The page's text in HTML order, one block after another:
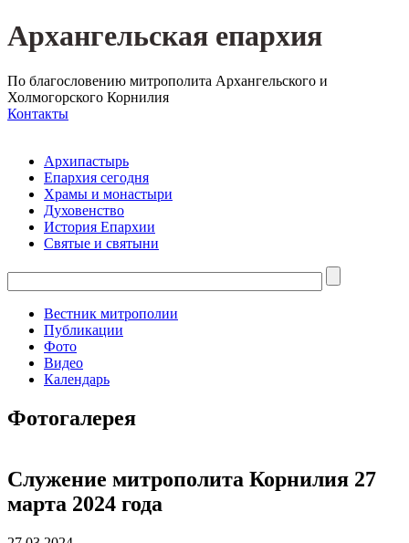
Архангельская епархия
По благословению митрополита Архангельского и
Холмогорского Корнилия
Контакты
Архипастырь
Епархия сегодня
Храмы и монастыри
Духовенство
История Епархии
Святые и святыни
Вестник митрополии
Публикации
Фото
Видео
Календарь
Фотогалерея
Служение митрополита Корнилия 27
марта 2024 года